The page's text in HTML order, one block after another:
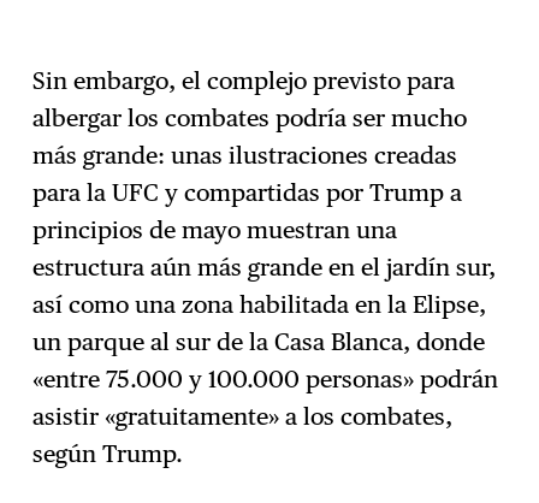
Sin embargo, el complejo previsto para
albergar los combates podría ser mucho
más grande: unas ilustraciones creadas
para la UFC y compartidas por Trump a
principios de mayo muestran una
estructura aún más grande en el jardín sur,
así como una zona habilitada en la Elipse,
un parque al sur de la Casa Blanca, donde
«entre 75.000 y 100.000 personas» podrán
asistir «gratuitamente» a los combates,
según Trump.